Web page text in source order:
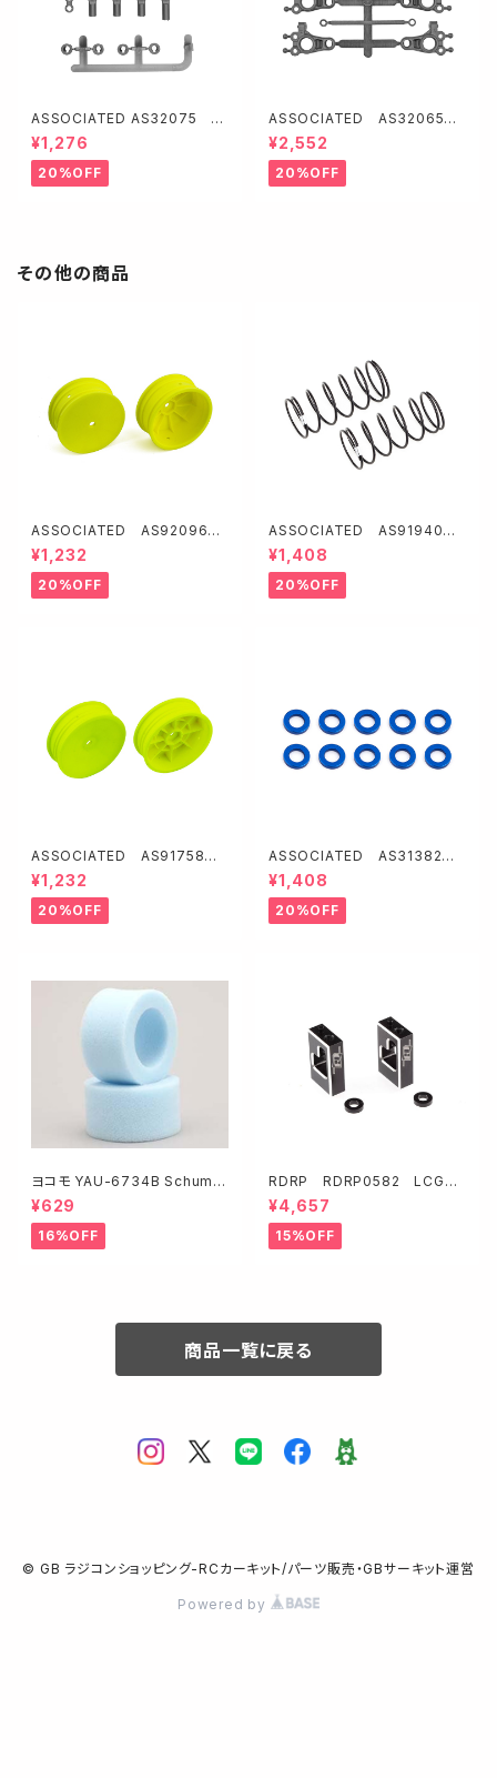
ASSOCIATED AS32075 ボ
ールカップ・アームボールインサ
ート・アンチロールバーリンク【R
C10TC8】
¥1,276
20%OFF
ASSOCIATED AS32065
FT ステアリングブロック・カー
ボン【RC10TC8】
¥2,552
20%OFF
その他の商品
ASSOCIATED AS92096
4WDバギー用フロントホイール
2.2"【イエロー/12mmHEX】
¥1,232
20%OFF
ASSOCIATED AS91940 1
3mmフロントショックスプリン
グ【ホワイト/3.3lb/in・L44・7.
25T・1.2D】
¥1,408
20%OFF
ASSOCIATED AS91758 2
WDバギー用スリムフロントホイ
ール2.2"【イエロー/12mmHE
X】
¥1,232
20%OFF
ASSOCIATED AS31382
アルミ製ボールスタッドワッシャ
ー【ブルー/5.5x3.0x1.0 mm・1
0枚入】
¥1,408
20%OFF
ヨコモ YAU-6734B Schuma
cher 2WD/4WD共用 ミディア
ム リヤインナー
¥629
16%OFF
RDRP RDRP0582 LCGサ
ーボマウント・ブラック【B6.3/B
7】
¥4,657
15%OFF
商品一覧に戻る
© GB ラジコンショッピング-RCカーキット/パーツ販売・GBサーキット運営
Powered by